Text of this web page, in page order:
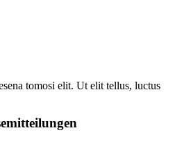
tomosi elit. Ut elit tellus, luctus